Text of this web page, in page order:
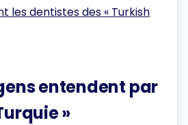
les dentistes des « Turkish
entendent par
»